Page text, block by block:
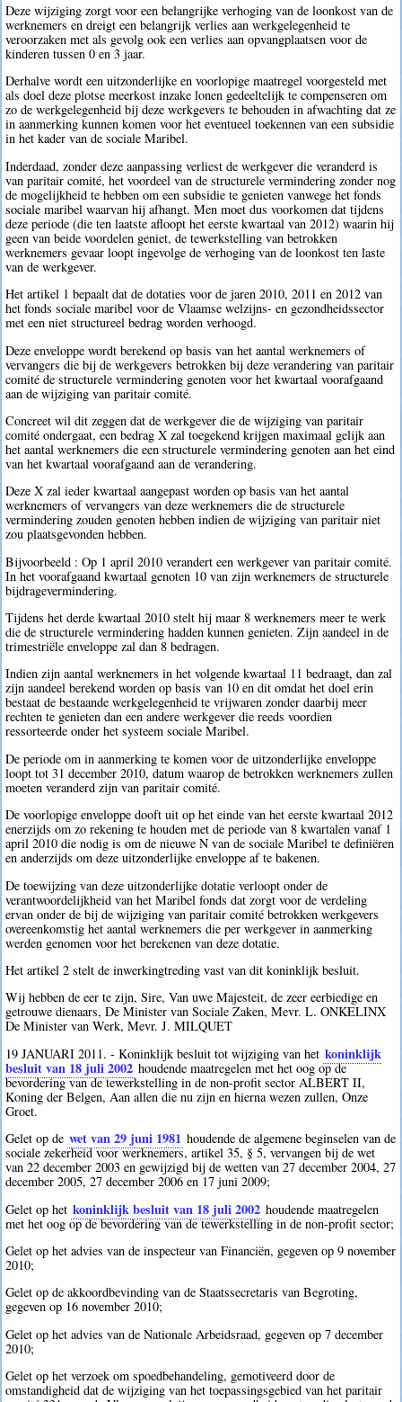
Deze wijziging zorgt voor een belangrijke verhoging van de loonkost van de
werknemers en dreigt een belangrijk verlies aan werkgelegenheid te
veroorzaken met als gevolg ook een verlies aan opvangplaatsen voor de
kinderen tussen 0 en 3 jaar.
Derhalve wordt een uitzonderlijke en voorlopige maatregel voorgesteld met
als doel deze plotse meerkost inzake lonen gedeeltelijk te compenseren om
zo de werkgelegenheid bij deze werkgevers te behouden in afwachting dat ze
in aanmerking kunnen komen voor het eventueel toekennen van een subsidie
in het kader van de sociale Maribel.
Inderdaad, zonder deze aanpassing verliest de werkgever die veranderd is
van paritair comité, het voordeel van de structurele vermindering zonder nog
de mogelijkheid te hebben om een subsidie te genieten vanwege het fonds
sociale maribel waarvan hij afhangt. Men moet dus voorkomen dat tijdens
deze periode (die ten laatste afloopt het eerste kwartaal van 2012) waarin hij
geen van beide voordelen geniet, de tewerkstelling van betrokken
werknemers gevaar loopt ingevolge de verhoging van de loonkost ten laste
van de werkgever.
Het artikel 1 bepaalt dat de dotaties voor de jaren 2010, 2011 en 2012 van
het fonds sociale maribel voor de Vlaamse welzijns- en gezondheidssector
met een niet structureel bedrag worden verhoogd.
Deze enveloppe wordt berekend op basis van het aantal werknemers of
vervangers die bij de werkgevers betrokken bij deze verandering van paritair
comité de structurele vermindering genoten voor het kwartaal voorafgaand
aan de wijziging van paritair comité.
Concreet wil dit zeggen dat de werkgever die de wijziging van paritair
comité ondergaat, een bedrag X zal toegekend krijgen maximaal gelijk aan
het aantal werknemers die een structurele vermindering genoten aan het eind
van het kwartaal voorafgaand aan de verandering.
Deze X zal ieder kwartaal aangepast worden op basis van het aantal
werknemers of vervangers van deze werknemers die de structurele
vermindering zouden genoten hebben indien de wijziging van paritair niet
zou plaatsgevonden hebben.
Bijvoorbeeld : Op 1 april 2010 verandert een werkgever van paritair comité.
In het voorafgaand kwartaal genoten 10 van zijn werknemers de structurele
bijdragevermindering.
Tijdens het derde kwartaal 2010 stelt hij maar 8 werknemers meer te werk
die de structurele vermindering hadden kunnen genieten. Zijn aandeel in de
trimestriële enveloppe zal dan 8 bedragen.
Indien zijn aantal werknemers in het volgende kwartaal 11 bedraagt, dan zal
zijn aandeel berekend worden op basis van 10 en dit omdat het doel erin
bestaat de bestaande werkgelegenheid te vrijwaren zonder daarbij meer
rechten te genieten dan een andere werkgever die reeds voordien
ressorteerde onder het systeem sociale Maribel.
De periode om in aanmerking te komen voor de uitzonderlijke enveloppe
loopt tot 31 december 2010, datum waarop de betrokken werknemers zullen
moeten veranderd zijn van paritair comité.
De voorlopige enveloppe dooft uit op het einde van het eerste kwartaal 2012
enerzijds om zo rekening te houden met de periode van 8 kwartalen vanaf 1
april 2010 die nodig is om de nieuwe N van de sociale Maribel te definiëren
en anderzijds om deze uitzonderlijke enveloppe af te bakenen.
De toewijzing van deze uitzonderlijke dotatie verloopt onder de
verantwoordelijkheid van het Maribel fonds dat zorgt voor de verdeling
ervan onder de bij de wijziging van paritair comité betrokken werkgevers
overeenkomstig het aantal werknemers die per werkgever in aanmerking
werden genomen voor het berekenen van deze dotatie.
Het artikel 2 stelt de inwerkingtreding vast van dit koninklijk besluit.
Wij hebben de eer te zijn, Sire, Van uwe Majesteit, de zeer eerbiedige en
getrouwe dienaars, De Minister van Sociale Zaken, Mevr. L. ONKELINX
De Minister van Werk, Mevr. J. MILQUET
19 JANUARI 2011. - Koninklijk besluit tot wijziging van het koninklijk
besluit van 18 juli 2002 houdende maatregelen met het oog op de
bevordering van de tewerkstelling in de non-profit sector ALBERT II,
Koning der Belgen, Aan allen die nu zijn en hierna wezen zullen, Onze
Groet.
Gelet op de wet van 29 juni 1981 houdende de algemene beginselen van de
sociale zekerheid voor werknemers, artikel 35, § 5, vervangen bij de wet
van 22 december 2003 en gewijzigd bij de wetten van 27 december 2004, 27
december 2005, 27 december 2006 en 17 juni 2009;
Gelet op het koninklijk besluit van 18 juli 2002 houdende maatregelen
met het oog op de bevordering van de tewerkstelling in de non-profit sector;
Gelet op het advies van de inspecteur van Financiën, gegeven op 9 november
2010;
Gelet op de akkoordbevinding van de Staatssecretaris van Begroting,
gegeven op 16 november 2010;
Gelet op het advies van de Nationale Arbeidsraad, gegeven op 7 december
2010;
Gelet op het verzoek om spoedbehandeling, gemotiveerd door de
omstandigheid dat de wijziging van het toepassingsgebied van het paritair